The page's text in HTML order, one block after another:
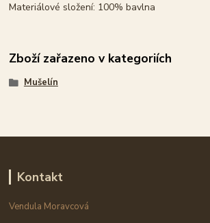
Materiálové složení: 100% bavlna
Zboží zařazeno v kategoriích
Mušelín
Kontakt
Vendula Moravcová